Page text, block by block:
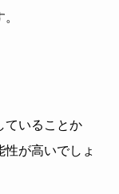
ていることか
が高いでしょ